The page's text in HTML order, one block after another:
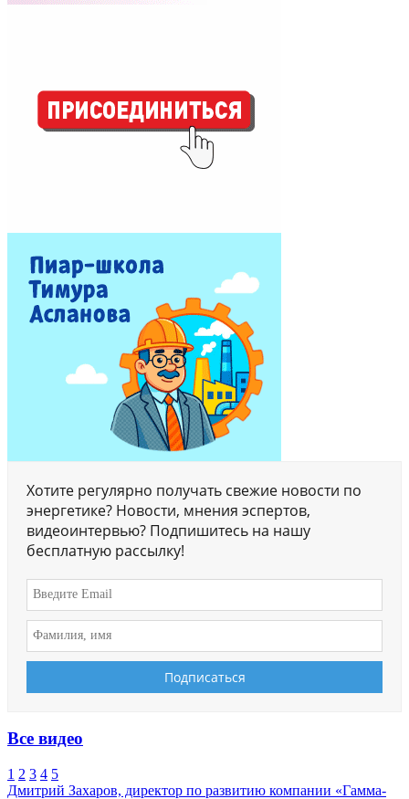
Хотите регулярно получать свежие новости по
энергетике? Новости, мнения эспертов,
видеоинтервью? Подпишитесь на нашу
бесплатную рассылку!
Все видео
1 2 3 4 5
Дмитрий Захаров, директор по развитию компании «Гамма-